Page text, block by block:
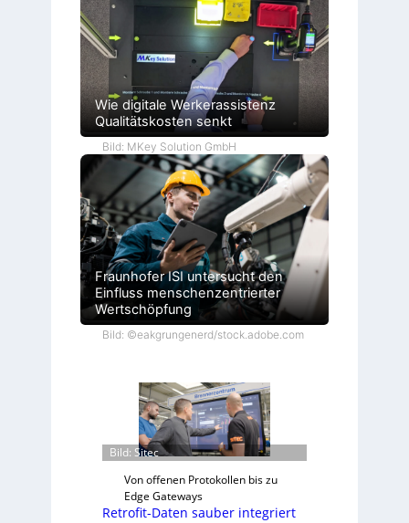
Wie digitale Werkerassistenz
Qualitätskosten senkt
Bild: MKey Solution GmbH
Fraunhofer ISI untersucht den
Einfluss menschenzentrierter
Wertschöpfung
Bild: ©eakgrungenerd/stock.adobe.com
Bild: Sitec
Von offenen Protokollen bis zu
Edge Gateways
Retrofit-Daten sauber integriert